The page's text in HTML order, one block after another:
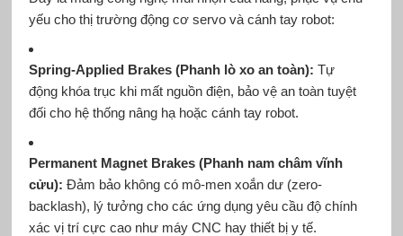
yếu cho thị trường động cơ servo và cánh tay robot:
Spring-Applied Brakes (Phanh lò xo an toàn): Tự
động khóa trục khi mất nguồn điện, bảo vệ an toàn tuyệt
đối cho hệ thống nâng hạ hoặc cánh tay robot.
Permanent Magnet Brakes (Phanh nam châm vĩnh
cửu): Đảm bảo không có mô-men xoắn dư (zero-
backlash), lý tưởng cho các ứng dụng yêu cầu độ chính
xác vị trí cực cao như máy CNC hay thiết bị y tế.